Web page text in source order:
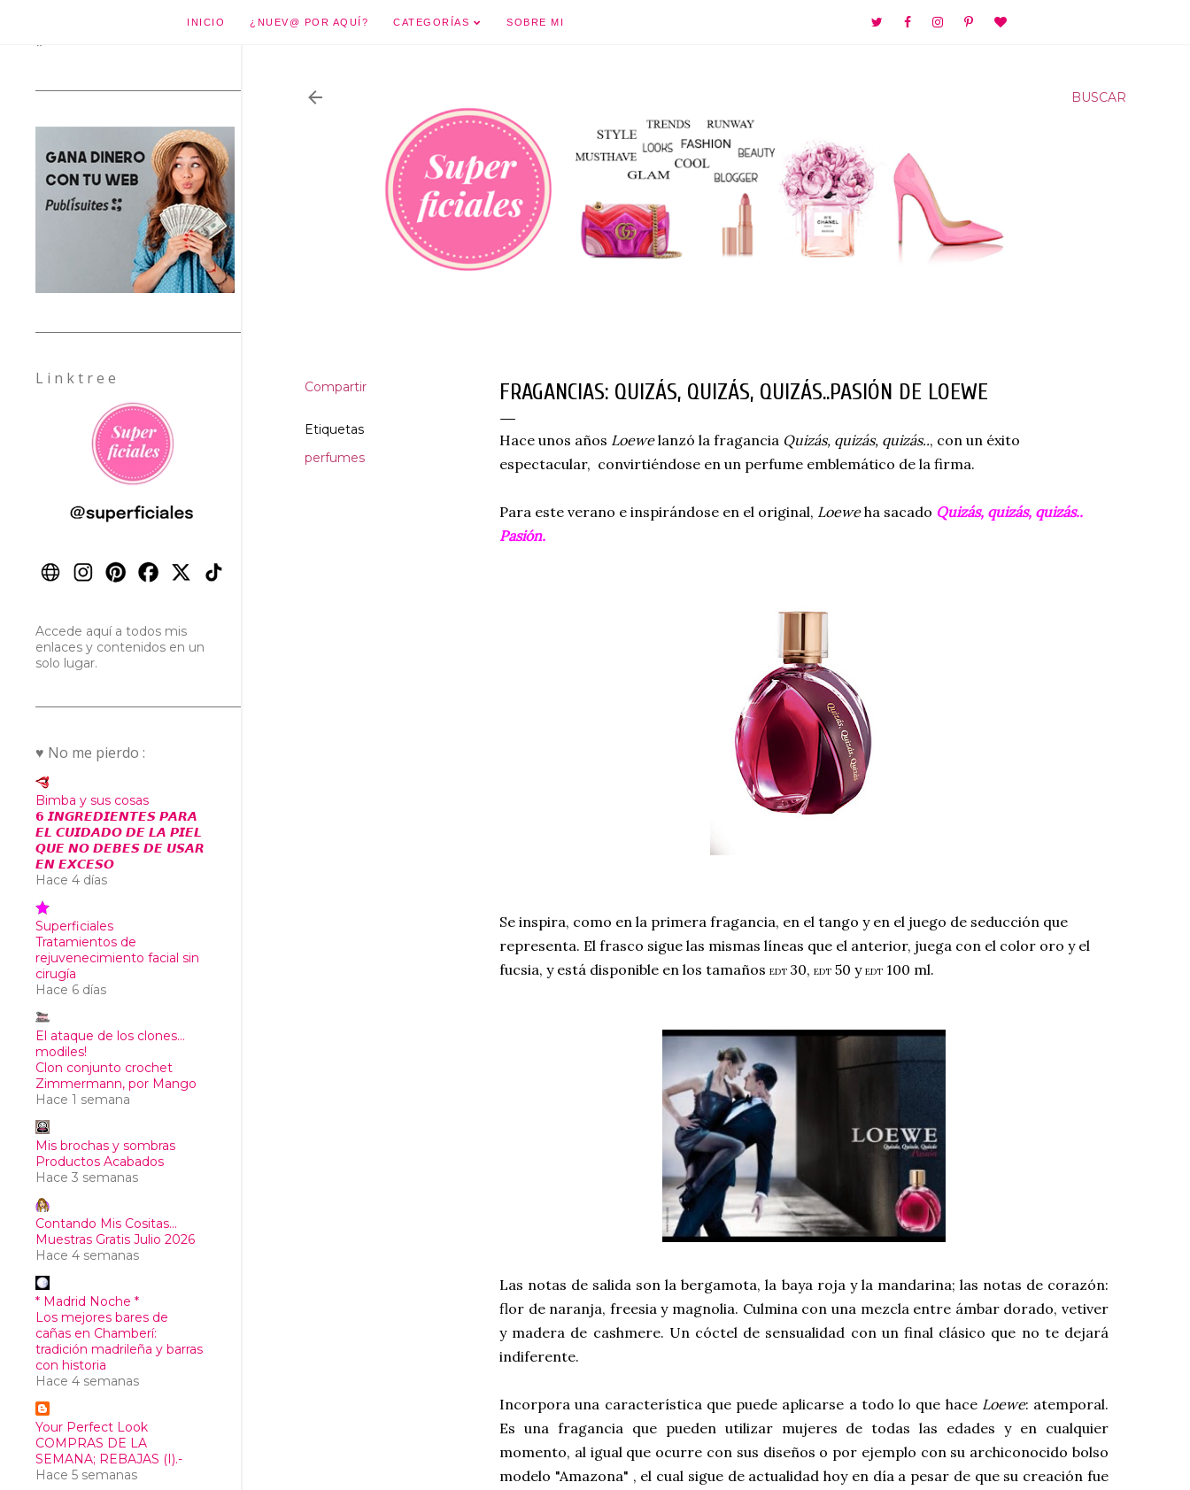
INICIO ¿NUEV@ POR AQUÍ? CATEGORÍAS SOBRE MI
Ir al contenido principal
BUSCAR
Compartir
Etiquetas
perfumes
FRAGANCIAS: QUIZÁS, QUIZÁS, QUIZÁS..PASIÓN DE LOEWE
Hace unos años Loewelanzó la fragancia Quizás, quizás, quizás.., con un éxito
espectacular, convirtiéndose en un perfume emblemático de la firma.
Para este verano e inspirándose en el original, Loeweha sacado Quizás, quizás, quizás..
Pasión.
Se inspira, como en la primera fragancia, en el tango y en el juego de seducción que
representa. El frasco sigue las mismas líneas que el anterior, juega con el color oro y el
fucsia, y está disponible en los tamaños EDT 30, EDT 50 y EDT 100 ml.
Las notas de salida son la bergamota, la baya roja y la mandarina; las notas de corazón:
flor de naranja, freesia y magnolia. Culmina con una mezcla entre ámbar dorado, vetiver
y madera de cashmere. Un cóctel de sensualidad con un final clásico que no te dejará
indiferente.
Incorpora una característica que puede aplicarse a todo lo que hace Loewe: atemporal.
Es una fragancia que pueden utilizar mujeres de todas las edades y en cualquier
momento, al igual que ocurre con sus diseños o por ejemplo con su archiconocido bolso
modelo "Amazona" , el cual sigue de actualidad hoy en día a pesar de que su creación fue
*
L i n k t r e e
Accede aquí a todos mis
enlaces y contenidos en un
solo lugar.
♥ No me pierdo :
Bimba y sus cosas
𝟲 𝙄𝙉𝙂𝙍𝙀𝘿𝙄𝙀𝙉𝙏𝙀𝙎 𝙋𝘼𝙍𝘼
𝙀𝙇 𝘾𝙐𝙄𝘿𝘼𝘿𝙊 𝘿𝙀 𝙇𝘼 𝙋𝙄𝙀𝙇
𝙌𝙐𝙀 𝙉𝙊 𝘿𝙀𝘽𝙀𝙎 𝘿𝙀 𝙐𝙎𝘼𝙍
𝙀𝙉 𝙀𝙓𝘾𝙀𝙎𝙊
Hace 4 días
Superficiales
Tratamientos de
rejuvenecimiento facial sin
cirugía
Hace 6 días
El ataque de los clones...
modiles!
Clon conjunto crochet
Zimmermann, por Mango
Hace 1 semana
Mis brochas y sombras
Productos Acabados
Hace 3 semanas
Contando Mis Cositas...
Muestras Gratis Julio 2026
Hace 4 semanas
* Madrid Noche *
Los mejores bares de
cañas en Chamberí:
tradición madrileña y barras
con historia
Hace 4 semanas
Your Perfect Look
COMPRAS DE LA
SEMANA; REBAJAS (I).-
Hace 5 semanas